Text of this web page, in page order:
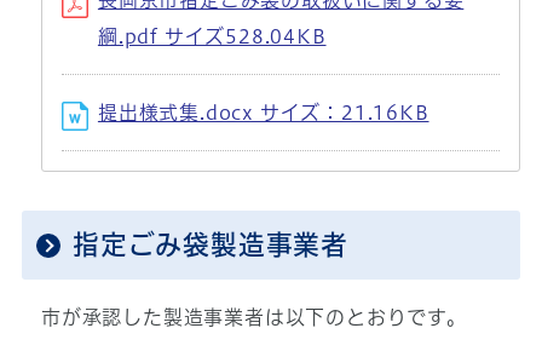
綱.pdf サイズ528.04KB
提出様式集.docx サイズ：21.16KB
指定ごみ袋製造事業者
市が承認した製造事業者は以下のとおりです。